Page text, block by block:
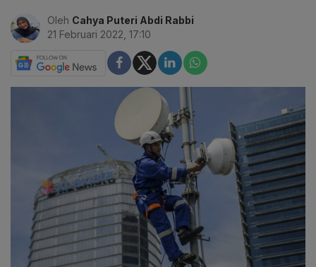
Oleh Cahya Puteri Abdi Rabbi
21 Februari 2022, 17:10